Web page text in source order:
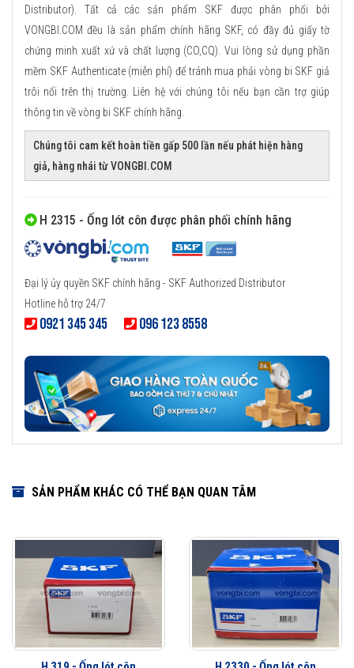
Distributor). Tất cả các sản phẩm SKF được phân phối bởi
VONGBI.COM đều là sản phẩm chính hãng SKF, có đầy đủ giấy tờ
chứng minh xuất xứ và chất lượng (CO,CQ). Vui lòng sử dụng phần
mềm SKF Authenticate (miễn phí) để tránh mua phải vòng bi SKF giả
trôi nổi trên thị trường. Liên hệ với chúng tôi nếu bạn cần trợ giúp
thông tin về vòng bi SKF chính hãng.
Chúng tôi cam kết hoàn tiền gấp 500 lần nếu phát hiện hàng
giả, hàng nhái từ VONGBI.COM
H 2315 - Ống lót côn được phân phối chính hãng
Đại lý ủy quyền SKF chính hãng - SKF Authorized Distributor
Hotline hỗ trợ 24/7
0921 345 345 096 123 8558
SẢN PHẨM KHÁC CÓ THỂ BẠN QUAN TÂM